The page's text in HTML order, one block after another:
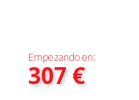
Empezando en:
307€